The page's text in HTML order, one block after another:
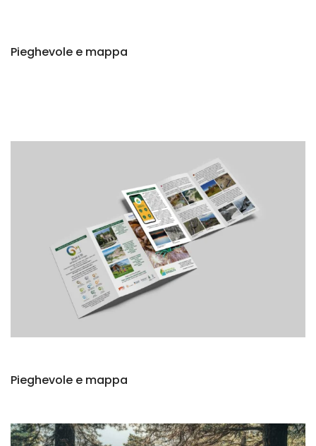
Pieghevole e mappa
Pieghevole e mappa